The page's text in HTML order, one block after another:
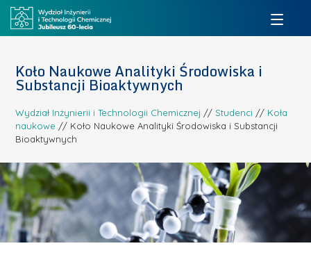
Koło Naukowe Analityki Środowiska i
Substancji Bioaktywnych
Wydział Inżynierii i Technologii Chemicznej //Studenci // Koła
naukowe // Koło Naukowe Analityki Środowiska i Substancji
Bioaktywnych